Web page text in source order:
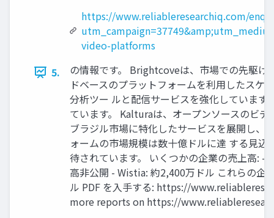
https://www.reliableresearchiq.com/
video-platforms
5.
の情報です。 Brightcoveは、市場での先駆け
ドベースのプラットフォームを利用したス
分析ツー ルと配信サービスを強化していま
ています。 Kalturaは、オープンソースのビ
ブラジル市場に特化したサービスを展開し、
ォームの市場規模は数十億ドルに達 する見
待されています。 いくつかの企業の売上高:
高非公開 - Wistia: 約2,400万ドル これらの企
ル PDF を入手する: https://
more reports on https://